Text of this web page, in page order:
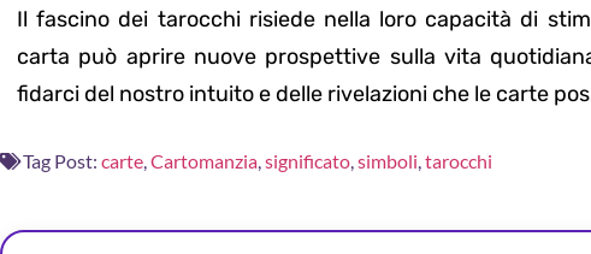
Il fascino dei tarocchi risiede nella loro capacità di
carta può aprire nuove prospettive sulla vita
fidarci del nostro intuito e delle rivelazioni che le carte
Tag Post: carte,Cartomanzia,significato,simboli,tarocchi